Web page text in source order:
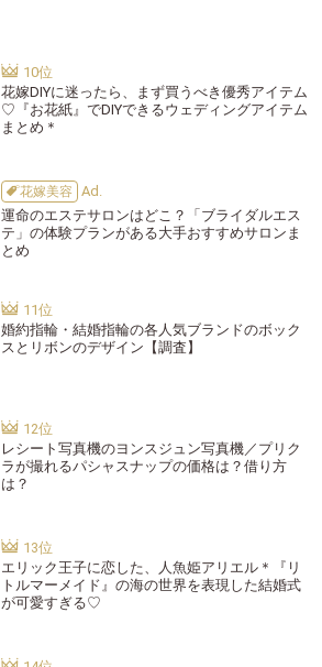
花嫁DIYに迷ったら、まず買うべき優秀アイテム
♡『お花紙』でDIYできるウェディングアイテム
まとめ＊
花嫁美容
運命のエステサロンはどこ？「ブライダルエス
テ」の体験プランがある大手おすすめサロンま
とめ
婚約指輪・結婚指輪の各人気ブランドのボック
スとリボンのデザイン【調査】
レシート写真機のヨンスジュン写真機／プリク
ラが撮れるパシャスナップの価格は？借り方
は？
エリック王子に恋した、人魚姫アリエル＊『リ
トルマーメイド』の海の世界を表現した結婚式
が可愛すぎる♡